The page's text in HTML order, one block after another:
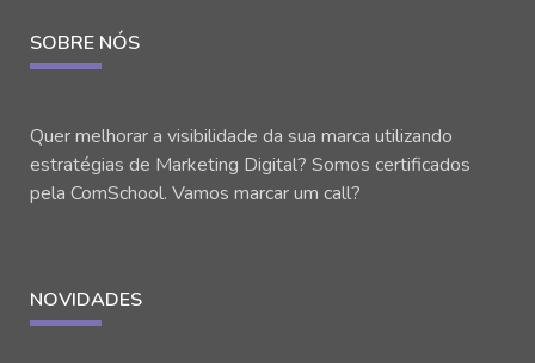
SOBRE NÓS
Quer melhorar a visibilidade da sua marca utilizando
estratégias de Marketing Digital? Somos certificados
pela ComSchool. Vamos marcar um call?
NOVIDADES